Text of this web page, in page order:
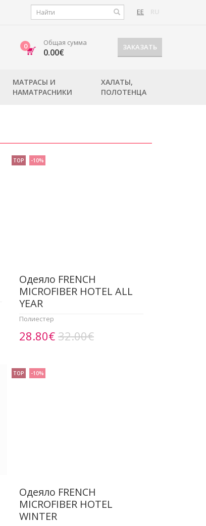
EE RU
0 Общая сумма
0.00€ ЗАКАЗАТЬ
МАТРАСЫ И
НАМАТРАСНИКИ
ХАЛАТЫ,
ПОЛОТЕНЦА
TOP -10%
Одеяло FRENCH
MICROFIBER HOTEL ALL
YEAR
Полиестер
28.80€ 32.00€
TOP -10%
Одеяло FRENCH
MICROFIBER HOTEL
WINTER